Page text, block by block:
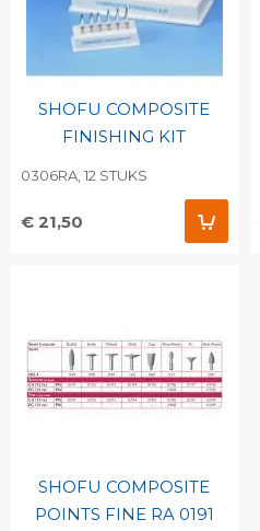
SHOFU COMPOSITE
FINISHING KIT
0306RA, 12 STUKS
€ 21,50
SHOFU COMPOSITE
POINTS FINE RA 0191